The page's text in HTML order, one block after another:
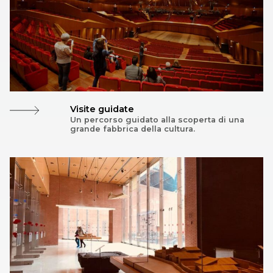
all’imbarbarimento e restituirle quella qualità
straordinaria che ha sempre avuto nella storia.
Strumenti musicali, quindi, immersi nel verde di un
parco della Musica che scende da Villa Glori, avvolge i
grandi liuti dell’Auditorium, i due gioielli dello stadio
Flaminio e del Palazzetto dello Sport e si spinge fino a
viale Tiziano regalando alla città di Roma un grande
parco di venti ettari abitato dalla Musica»
Visite guidate
Un percorso guidato alla scoperta di una
grande fabbrica della cultura.